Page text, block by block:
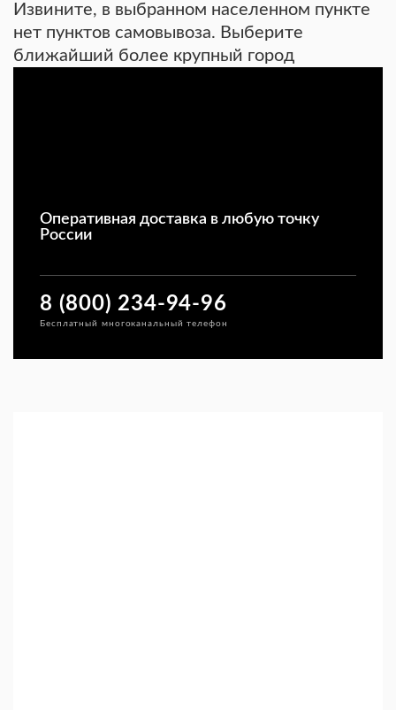
Извините, в выбранном населенном пункте
нет пунктов самовывоза. Выберите
ближайший более крупный город
Оперативная доставка в любую точку
России
8 (800) 234-94-96
Бесплатный многоканальный телефон